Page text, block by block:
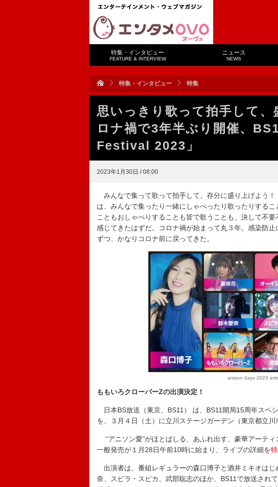
特集・インタビュー
FEATURE & INTERVIEW
ニュース
NEWS
特集・インタビュー 特集
思いっきり歌って拍手して
ロナ禍で3年半ぶり開催、
Festival 2023」
2023年1月30日 / 08:00
みんなで集って歌って拍手して、存分に盛り上げよう
は、みんなで集ったり一緒にしゃべったり歌ったりする
こともおしゃべりすることも皆で歌うことも、決して不
感じてきたはずだ。コロナ禍が始まって丸３年。感染防
ずつ、かなりコロナ前に戻ってきた。
anison days 2023
ももいろクローバーZの出演決定！
日本BS放送（東京、BS11） は、BS11開局15周年スペ
を、３月４日（土）に立川ステージガーデン（東京都立川
“アニソン愛”がほとばしる、あふれ出す、豪華アーテ
一般発売が１月28日午前10時に始まり、ライブの詳細を
出演者は、番組レギュラーの森口博子と酒井ミキオは
奈、スピラ・スピカ、武部聡志のほか、BS11で放送され